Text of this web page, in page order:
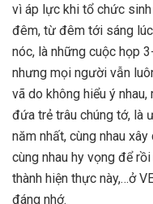
vì áp lực khi tổ chức
đêm, từ đêm tới sáng
nóc, là những cuộc họp
nhưng mọi người vẫn
vã do không hiểu ý
đứa trẻ trâu chúng tớ, là
năm nhất, cùng nhau
cùng nhau hy vọng để
thành hiện thực này,…ở
đáng nhớ.